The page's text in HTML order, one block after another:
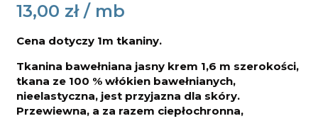
13,00 zł
Cena dotyczy 1m tkaniny.
Tkanina bawełniana jasny krem 1,6 m szerokości,
tkana ze 100 % włókien bawełnianych,
nieelastyczna, jest przyjazna dla skóry.
Przewiewna, a za razem ciepłochronna,